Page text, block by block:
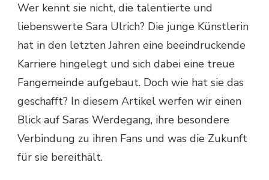
Wer kennt sie nicht, die talentierte und
liebenswerte Sara Ulrich? Die junge Künstlerin
hat in den letzten Jahren eine beeindruckende
Karriere hingelegt und sich dabei eine treue
Fangemeinde aufgebaut. Doch wie hat sie das
geschafft? In diesem Artikel werfen wir einen
Blick auf Saras Werdegang, ihre besondere
Verbindung zu ihren Fans und was die Zukunft
für sie bereithält.